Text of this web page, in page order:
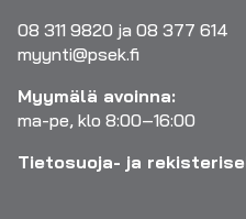
08 311 9820 ja 08 377 614
myynti@psek.fi
Myymälä avoinna:
ma-pe, klo 8:00–16:00
Tietosuoja- ja